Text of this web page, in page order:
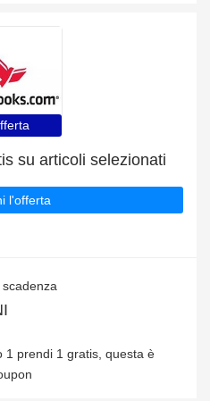
su articoli selezionati
l'offerta
1 prendi 1 gratis, questa è